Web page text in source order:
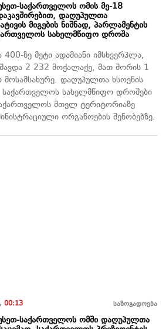
საქართველოს ომის მე-18
დაღუპულთა
მიგების ნიშნად, პარლამენტის
სახელმწიფო დროშა
400-ზე მეტი ადამიანი იმსხვერპლა,
2 232 მოქალაქე, მათ შორის 1
დაღუპულთა ხსოვნის
საქართველოს სახელმწიფო დროშები
მთელ ტერიტორიაზე
ორგანოების შენობებზე.
00:13 საზოგადოება
საქართველოს ომში დაღუპულთა